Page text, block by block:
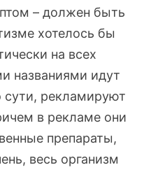
– должен быть
хотелось бы
на всех
названиями идут
рекламируют
в рекламе они
препараты,
весь организм